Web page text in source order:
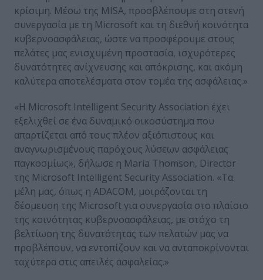
κρίσιμη. Μέσω της MISA, προσβλέπουμε στη στενή
συνεργασία με τη Microsoft και τη διεθνή κοινότητα
κυβερνοασφάλειας, ώστε να προσφέρουμε στους
πελάτες μας ενισχυμένη προστασία, ισχυρότερες
δυνατότητες ανίχνευσης και απόκρισης, και ακόμη
καλύτερα αποτελέσματα στον τομέα της ασφάλειας.»
«Η Microsoft Intelligent Security Association έχει
εξελιχθεί σε ένα δυναμικό οικοσύστημα που
απαρτίζεται από τους πλέον αξιόπιστους και
αναγνωρισμένους παρόχους λύσεων ασφάλειας
παγκοσμίως», δήλωσε η Maria Thomson, Director
της Microsoft Intelligent Security Association. «Τα
μέλη μας, όπως η ADACOM, μοιράζονται τη
δέσμευση της Microsoft για συνεργασία στο πλαίσιο
της κοινότητας κυβερνοασφάλειας, με στόχο τη
βελτίωση της δυνατότητας των πελατών μας να
προβλέπουν, να εντοπίζουν και να ανταποκρίνονται
ταχύτερα στις απειλές ασφαλείας.»